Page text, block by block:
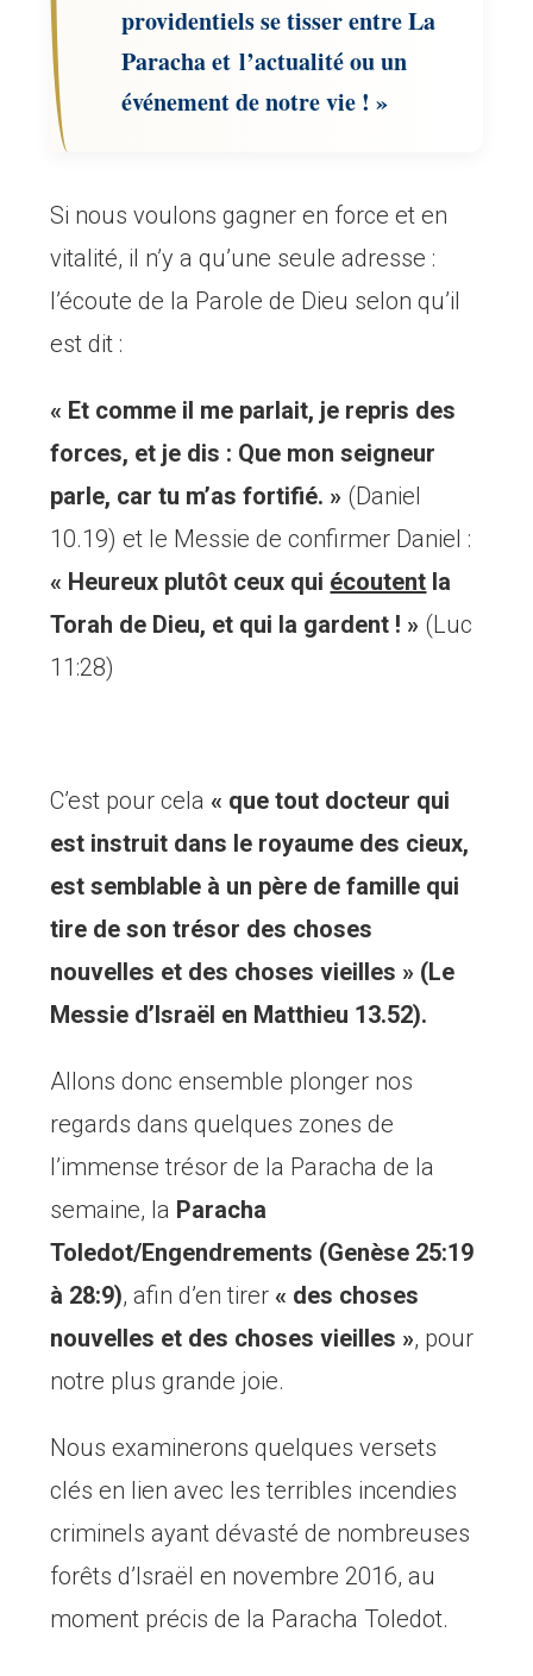
providentiels se tisser entre La
Paracha et l’actualité ou un
événement de notre vie ! »
Si nous voulons gagner en force et en
vitalité, il n’y a qu’une seule adresse :
l’écoute de la Parole de Dieu selon qu’il
est dit :
« Et comme il me parlait, je repris des
forces, et je dis : Que mon seigneur
parle, car tu m’as fortifié. » (Daniel
10.19) et le Messie de confirmer Daniel :
« Heureux plutôt ceux qui écoutent la
Torah de Dieu, et qui la gardent ! » (Luc
11:28)
C’est pour cela« que tout docteur qui
est instruit dans le royaume des cieux,
est semblable à un père de famille qui
tire de son trésor des choses
nouvelles et des choses vieilles » (Le
Messie d’Israël en Matthieu 13.52).
Allons donc ensemble plonger nos
regards dans quelques zones de
l’immense trésor de la Paracha de la
semaine, la Paracha
Toledot/Engendrements (Genèse 25:19
à 28:9), afin d’en tirer« des choses
nouvelles et des choses vieilles », pour
notre plus grande joie.
Nous examinerons quelques versets
clés en lien avec les terribles incendies
criminels ayant dévasté de nombreuses
forêts d’Israël en novembre 2016, au
moment précis de la Paracha Toledot.